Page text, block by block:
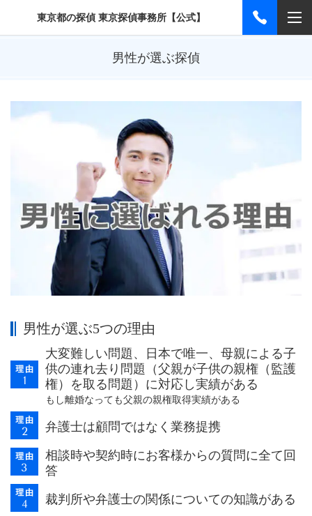
東京都の探偵 東京探偵事務所【公式】
男性が選ぶ探偵
男性が選ぶ5つの理由
大変難しい問題、日本で唯一、母親による子
供の連れ去り問題（父親が子供の親権（監護
権）を取る問題）に対応し実績がある
もし離婚なっても父親の親権取得実績がある
弁護士は顧問ではなく業務提携
相談時や契約時にお客様からの質問に全て回
答
裁判所や弁護士の関係についての知識がある